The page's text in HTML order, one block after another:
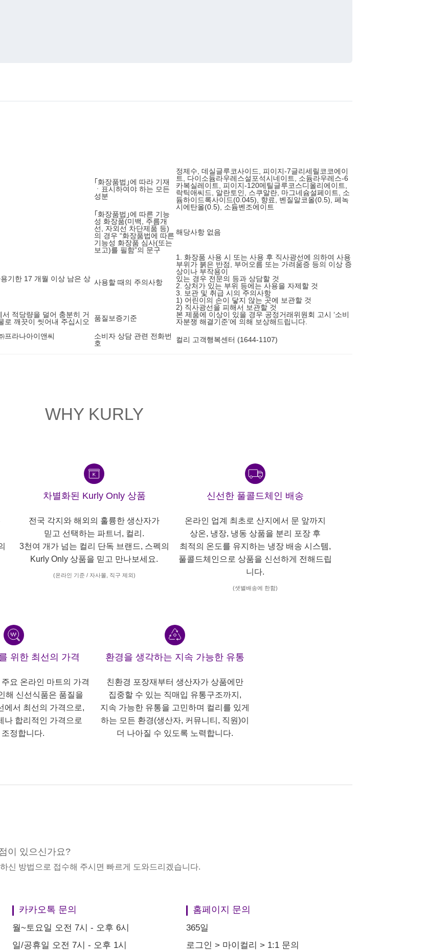
｢화장품법｣에 따라 기재
ㆍ표시하여야 하는 모든
성분
정제수, 데실글루코사이드, 피이지-7글리세릴코코에이
트, 다이소듐라우레스설포석시네이트, 소듐라우레스-6
카복실레이트, 피이지-120메틸글루코스디올리에이트,
락틱애씨드, 알란토인, 스쿠알란, 마그네슘설페이트, 소
듐하이드록사이드(0.045), 향료, 벤질알코올(0.5), 페녹
시에탄올(0.5), 소듐벤조에이트
｢화장품법｣에 따른 기능
성 화장품(미백, 주름개
선, 자외선 차단제품 등)
의 경우 “화장품법에 따른
기능성 화장품 심사(또는
보고)를 필함”의 문구
해당사항 없음
기한 17 개월 이상 남은 상 사용할 때의 주의사항
1. 화장품 사용 시 또는 사용 후 직사광선에 의하여 사용
부위가 붉은 반점, 부어오름 또는 가려움증 등의 이상 증
상이나 부작용이
있는 경우 전문의 등과 상담할 것
2. 상처가 있는 부위 등에는 사용을 자제할 것
3. 보관 및 취급 시의 주의사항
1) 어린이의 손이 닿지 않는 곳에 보관할 것
2) 직사광선을 피해서 보관할 것
적당량을 덜어 충분히 거
로 깨끗이 씻어내 주십시오
품질보증기준
본 제품에 이상이 있을 경우 공정거래위원회 고시 ‘소비
자분쟁 해결기준’에 의해 보상해드립니다.
프라나아이앤씨
소비자 상담 관련 전화번
호
컬리 고객행복센터 (1644-1107)
WHY KURLY
차별화된 Kurly Only 상품
전국 각지와 해외의 훌륭한 생산자가
믿고 선택하는 파트너, 컬리.
3천여 개가 넘는 컬리 단독 브랜드, 스펙의
Kurly Only 상품을 믿고 만나보세요.
(온라인 기준 / 자사몰, 직구 제외)
신선한 풀콜드체인 배송
온라인 업계 최초로 산지에서 문 앞까지
상온, 냉장, 냉동 상품을 분리 포장 후
최적의 온도를 유지하는 냉장 배송 시스템,
풀콜드체인으로 상품을 신선하게 전해드립
니다.
(샛별배송에 한함)
위한 최선의 가격
요 온라인 마트의 가격
해 신선식품은 품질을
에서 최선의 가격으로,
나 합리적인 가격으로
조정합니다.
환경을 생각하는 지속 가능한 유통
친환경 포장재부터 생산자가 상품에만
집중할 수 있는 직매입 유통구조까지,
지속 가능한 유통을 고민하며 컬리를 있게
하는 모든 환경(생산자, 커뮤니티, 직원)이
더 나아질 수 있도록 노력합니다.
이 있으신가요?
신 방법으로 접수해 주시면 빠르게 도와드리겠습니다.
카카오톡 문의
월~토요일 오전 7시 - 오후 6시
일/공휴일 오전 7시 - 오후 1시
홈페이지 문의
365일
로그인 > 마이컬리 > 1:1 문의